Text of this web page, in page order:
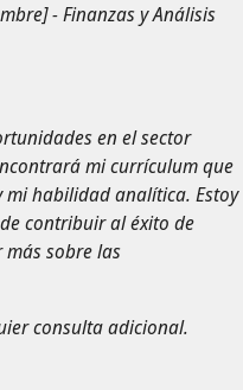
- Finanzas y Análisis
en el sector
mi currículum que
habilidad analítica. Estoy
contribuir al éxito de
más sobre las
consulta adicional.